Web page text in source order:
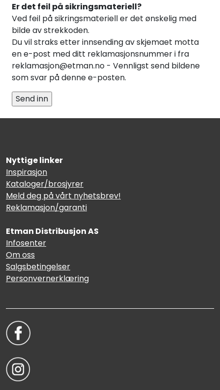
Er det feil på sikringsmateriell?
Ved feil på sikringsmateriell er det ønskelig med
bilde av strekkoden.
Du vil straks etter innsending av skjemaet motta
en e-post med ditt reklamasjonsnummer i fra
reklamasjon@etman.no - Vennligst send bildene
som svar på denne e-posten.
Nyttige linker
Inspirasjon
Kataloger/brosjyrer
Meld deg på vårt nyhetsbrev!
Reklamasjon/garanti
Etman Distribusjon AS
Infosenter
Om oss
Salgsbetingelser
Personvernerklæring